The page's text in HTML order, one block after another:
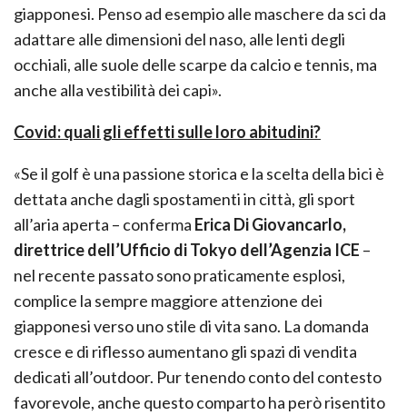
giapponesi. Penso ad esempio alle maschere da sci da
adattare alle dimensioni del naso, alle lenti degli
occhiali, alle suole delle scarpe da calcio e tennis, ma
anche alla vestibilità dei capi».
Covid: quali gli effetti sulle loro abitudini?
«Se il golf è una passione storica e la scelta della bici è
dettata anche dagli spostamenti in città, gli sport
all’aria aperta – conferma Erica Di Giovancarlo,
direttrice dell’Ufficio di Tokyo dell’Agenzia ICE –
nel recente passato sono praticamente esplosi,
complice la sempre maggiore attenzione dei
giapponesi verso uno stile di vita sano. La domanda
cresce e di riflesso aumentano gli spazi di vendita
dedicati all’outdoor. Pur tenendo conto del contesto
favorevole, anche questo comparto ha però risentito